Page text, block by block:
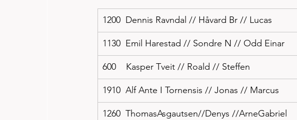
1200  Dennis Ravndal // Håvard Br // Lucas
1130  Emil Harestad // Sondre N // Odd Einar
600    Kasper Tveit // Roald // Steffen
1910  Alf Ante I Tornensis // Jonas // Marcus
1260  ThomasAsgautsen//Denys //ArneGabriel